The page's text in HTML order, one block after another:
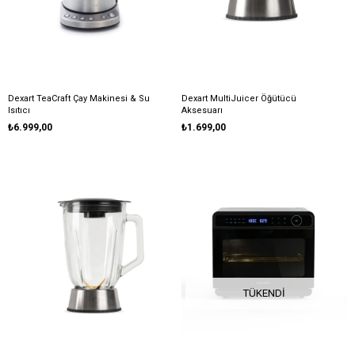
Dexart TeaCraft Çay Makinesi & Su
Isıtıcı
₺6.999,00
Dexart MultiJuicer Öğütücü
Aksesuarı
₺1.699,00
TÜKENDI